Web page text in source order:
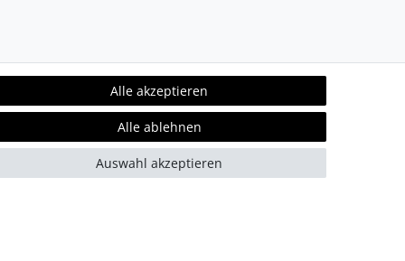
Kontakt Team
Alle akzeptieren
Alle ablehnen
Auswahl akzeptieren